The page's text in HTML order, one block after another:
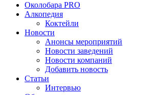
Околобара PRO
Алкопедия
Коктейли
Новости
Анонсы мероприятий
Новости заведений
Новости компаний
Добавить новость
Статьи
Интервью